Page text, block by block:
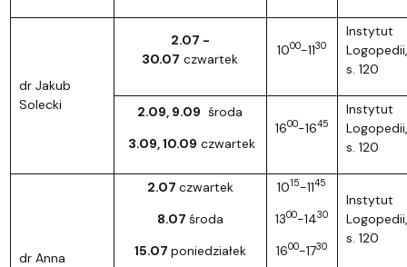
dr Jakub
Solecki
2.07 -
30.07 czwartek
1000-1130
Instytut
Logopedii,
s. 120
2.09, 9.09 środa
3.09, 10.09 czwartek
1600-1645
Instytut
Logopedii,
s. 120
dr Anna
2.07 czwartek
8.07 środa
15.07 poniedziałek
1015-1145
1300-1430
1600-1730
Instytut
Logopedii,
s. 120